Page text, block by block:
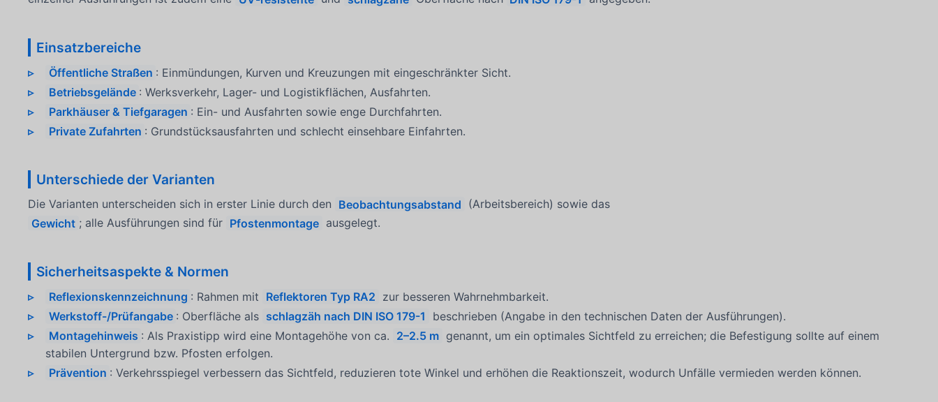
Einsatzbereiche
Öffentliche Straßen : Einmündungen, Kurven und Kreuzungen mit eingeschränkter Sicht.
Betriebsgelände : Werksverkehr, Lager- und Logistikflächen, Ausfahrten.
Parkhäuser & Tiefgaragen : Ein- und Ausfahrten sowie enge Durchfahrten.
Private Zufahrten : Grundstücksausfahrten und schlecht einsehbare Einfahrten.
Unterschiede der Varianten
Die Varianten unterscheiden sich in erster Linie durch den Beobachtungsabstand (Arbeitsbereich) sowie das
Gewicht ; alle Ausführungen sind für Pfostenmontage ausgelegt.
Sicherheitsaspekte & Normen
Reflexionskennzeichnung : Rahmen mit Reflektoren Typ RA2 zur besseren Wahrnehmbarkeit.
Werkstoff-/Prüfangabe : Oberfläche als schlagzäh nach DIN ISO 179-1
beschrieben (Angabe in den technischen Daten der Ausführungen).
Montagehinweis : Als Praxistipp wird eine Montagehöhe von ca. 2–2.5 m genannt, um ein optimales Sichtfeld zu erreichen; die Befestigung sollte auf einem
stabilen Untergrund bzw. Pfosten erfolgen.
Prävention : Verkehrsspiegel verbessern das Sichtfeld, reduzieren tote Winkel und erhöhen die Reaktionszeit, wodurch Unfälle vermieden werden können.